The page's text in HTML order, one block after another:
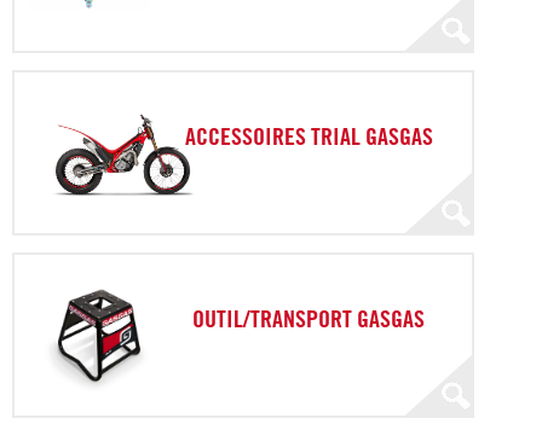
ACCESSOIRES TRIAL GASGAS
OUTIL/TRANSPORT GASGAS